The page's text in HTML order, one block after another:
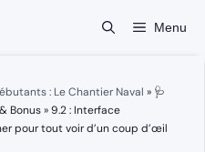
Menu
: Le Chantier Naval » 🩺
Bonus»9.2 : Interface
pour tout voir d’un coup d’œil